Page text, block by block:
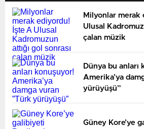
Milyonlar merak
Ulusal
çalan müzik
Dünya bu anları
Amerika’ya
yürüyüşü”
Güney Kore’ye